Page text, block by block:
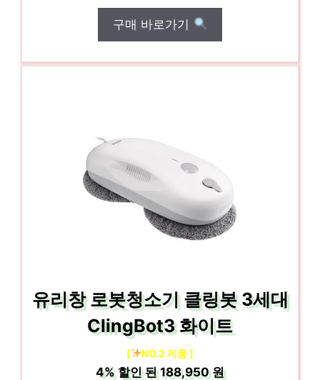
구매 바로가기
유리창 로봇청소기 클링봇 3세대
ClingBot3 화이트
[ NO.2 제품 ]
4% 할인 된188,950 원